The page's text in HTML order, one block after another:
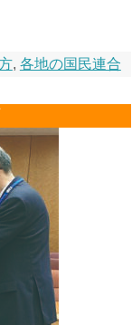
, 各地の国民連合